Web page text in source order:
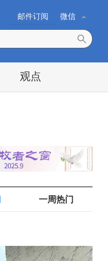
微信
邮件订阅
观点
一周热门